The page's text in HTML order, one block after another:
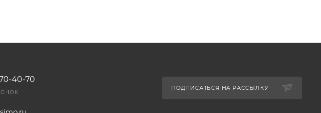
40-70
ПОДПИСАТЬСЯ НА РАССЫЛКУ